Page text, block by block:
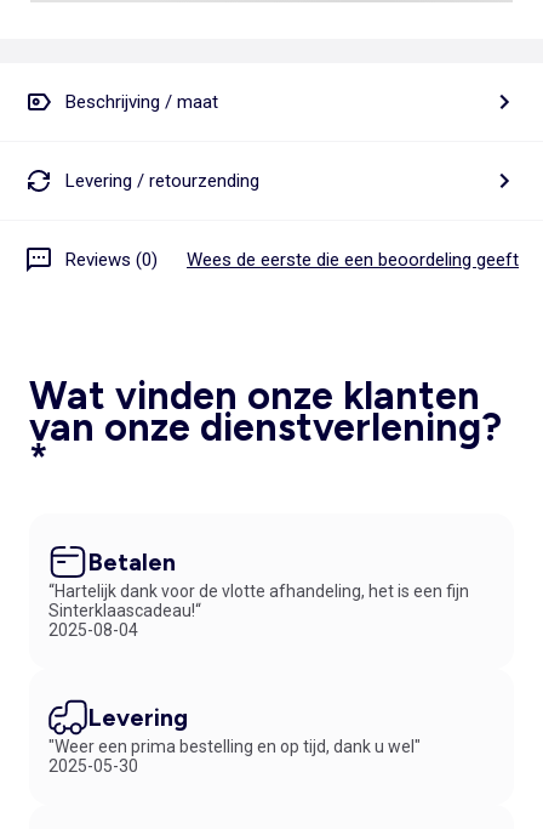
Beschrijving / maat
Levering / retourzending
Reviews (0) Wees de eerste die een beoordeling geeft
Wat vinden onze klanten
van onze dienstverlening?
*
Betalen
“Hartelijk dank voor de vlotte afhandeling, het is een fijn
Sinterklaascadeau!“
2025-08-04
Levering
"Weer een prima bestelling en op tijd, dank u wel"
2025-05-30